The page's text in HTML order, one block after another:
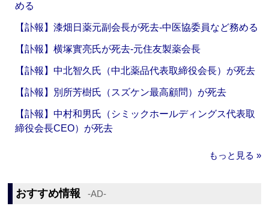
める
【訃報】漆畑日薬元副会長が死去‐中医協委員など務める
【訃報】横塚實亮氏が死去‐元住友製薬会長
【訃報】中北智久氏（中北薬品代表取締役会長）が死去
【訃報】別所芳樹氏（スズケン最高顧問）が死去
【訃報】中村和男氏（シミックホールディングス代表取
締役会長CEO）が死去
もっと見る »
おすすめ情報 ‐AD‐